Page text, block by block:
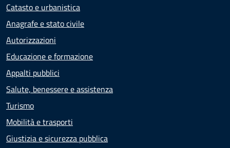
Catasto e urbanistica
Anagrafe e stato civile
Autorizzazioni
Educazione e formazione
Appalti pubblici
Salute, benessere e assistenza
Turismo
Mobilità e trasporti
Giustizia e sicurezza pubblica